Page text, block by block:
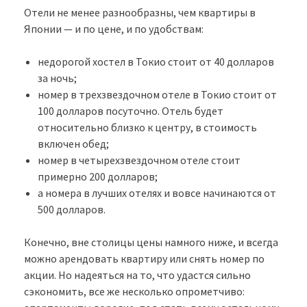
Отели не менее разнообразны, чем квартиры в
Японии — и по цене, и по удобствам:
недорогой хостел в Токио стоит от 40 долларов
за ночь;
номер в трехзвездочном отеле в Токио стоит от
100 долларов посуточно. Отель будет
относительно близко к центру, в стоимость
включен обед;
номер в четырехзвездочном отеле стоит
примерно 200 долларов;
а номера в лучших отелях и вовсе начинаются от
500 долларов.
Конечно, вне столицы цены намного ниже, и всегда
можно арендовать квартиру или снять номер по
акции. Но надеяться на то, что удастся сильно
сэкономить, все же несколько опрометчиво: